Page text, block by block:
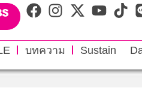
บทความ Sustain